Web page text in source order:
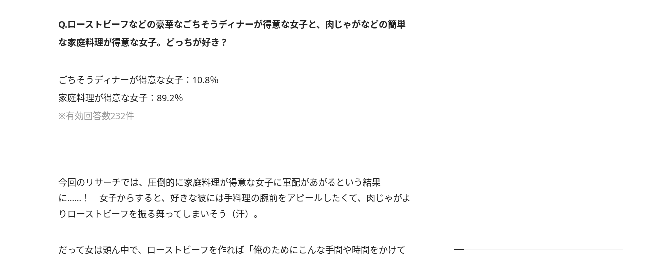
Q.ローストビーフなどの豪華なごちそうディナーが得意な女子と、肉じゃがなどの簡単
な家庭料理が得意な女子。どっちが好き？
ごちそうディナーが得意な女子：10.8％
家庭料理が得意な女子：89.2％
※有効回答数232件
今回のリサーチでは、圧倒的に家庭料理が得意な女子に軍配があがるという結果
に……！ 女子からすると、好きな彼には手料理の腕前をアピールしたくて、肉じゃがよ
りローストビーフを振る舞ってしまいそう（汗）。
だって女は頭ん中で、ローストビーフを作れば「俺のためにこんな手間や時間をかけて